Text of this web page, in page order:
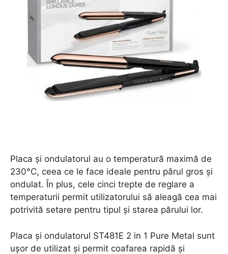
Placa și ondulatorul au o temperatură maximă de
230°C, ceea ce le face ideale pentru părul gros și
ondulat. În plus, cele cinci trepte de reglare a
temperaturii permit utilizatorului să aleagă cea mai
potrivită setare pentru tipul și starea părului lor.
Placa și ondulatorul ST481E 2 in 1 Pure Metal sunt
ușor de utilizat și permit coafarea rapidă și